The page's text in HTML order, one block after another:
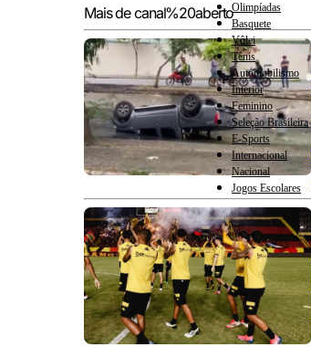
Olimpíadas
Basquete
Vôlei
Tênis
Automobilismo
Interior
Feminino
Seleção Brasileira
E-Sports
Internacional
Nacional
Jogos Escolares
Mais de canal%20aberto